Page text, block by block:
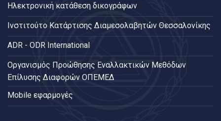
Ηλεκτρονική κατάθεση δικογράφων
Ινστιτούτο Κατάρτισης Διαμεσολαβητών Θεσσαλονίκης
ADR - ODR International
Oργανισμός Προώθησης Εναλλακτικών Μεθόδων
Επίλυσης Διαφορών ΟΠΕΜΕΔ
Mobile εφαρμογές